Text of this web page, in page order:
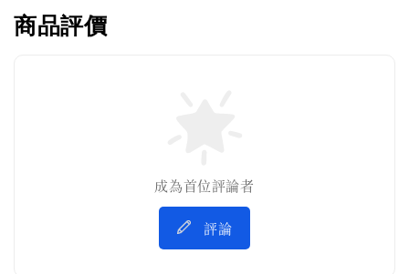
商品評價
成為首位評論者
評論